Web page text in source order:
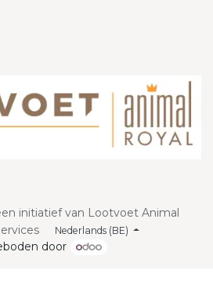
initiatief van Lootvoet Animal
Nederlands (BE)
door